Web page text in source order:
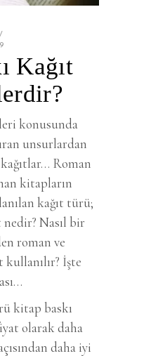
Kağıt
konusunda
unsurlardan
Roman
kitapların
kağıt türü;
nedir? Nasıl bir
roman ve
İşte
kitap baskı
olarak daha
daha iyi